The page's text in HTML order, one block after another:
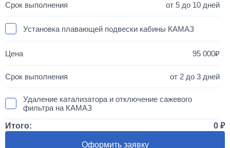
от 5 до 10 дней
Установка плавающей подвески кабины КАМАЗ
95 000
от 2 до 3 дней
Удаление катализатора и отключение сажевого
фильтра на КАМАЗ
50 000
Итого: 0
Оформить заявку